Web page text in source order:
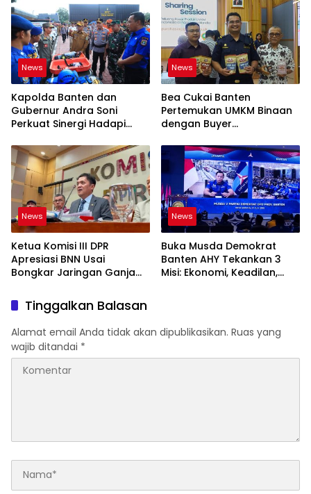
News
Kapolda Banten dan
Gubernur Andra Soni
Perkuat Sinergi Hadapi
News
Bea Cukai Banten
Pertemukan UMKM Binaan
dengan Buyer
News
Ketua Komisi III DPR
Apresiasi BNN Usai
Bongkar Jaringan Ganja
News
Buka Musda Demokrat
Banten AHY Tekankan 3
Misi: Ekonomi, Keadilan,
Tinggalkan Balasan
Alamat email Anda tidak akan dipublikasikan. Ruas yang
wajib ditandai *